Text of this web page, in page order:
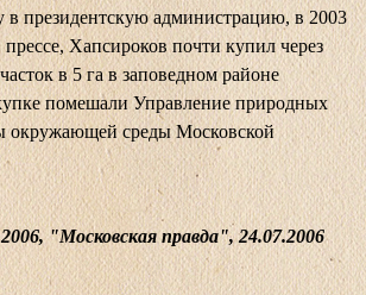
в президентскую администрацию, в 2003
прессе, Хапсироков почти купил через
в 5 га в заповедном районе
помешали Управление природных
окружающей среды Московской
"Московская правда", 24.07.2006